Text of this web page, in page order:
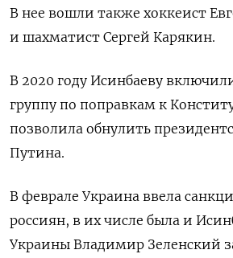
В нее вошли также хоккеист
и шахматист Сергей Карякин.
В 2020 году Исинбаеву
группу по поправкам к
позволила обнулить
Путина.
В феврале Украина ввела
россиян, в их числе была и
Украины Владимир Зеленский